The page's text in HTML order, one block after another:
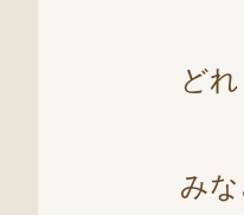
ど
み